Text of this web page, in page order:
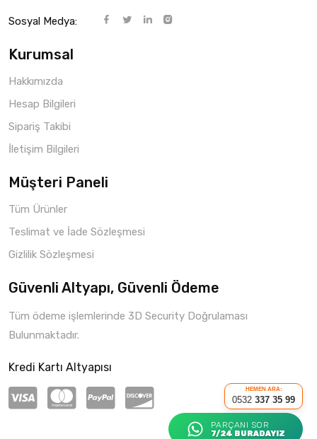
HEMEN ARA:
0532 337 35 99
PARÇANI SOR
7/24 BURADAYIZ
Sosyal Medya:
Kurumsal
Hakkımızda
Hesap Bilgileri
Sipariş Takibi
İletişim Bilgileri
Müşteri Paneli
Tüm Ürünler
Teslimat ve İade Sözleşmesi
Gizlilik Sözleşmesi
Güvenli Altyapı, Güvenli Ödeme
Tüm ödeme işlemlerinde 3D Security Doğrulaması
Bulunmaktadır.
Kredi Kartı Altyapısı